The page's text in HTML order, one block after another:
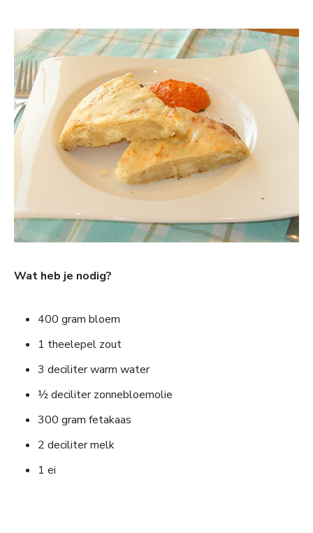
Wat heb je nodig?
400 gram bloem
1 theelepel zout
3 deciliter warm water
½ deciliter zonnebloemolie
300 gram fetakaas
2 deciliter melk
1 ei